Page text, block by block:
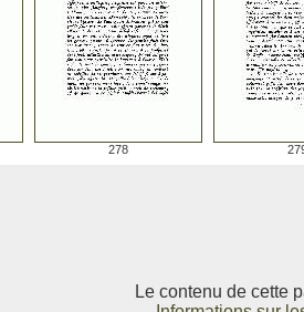
278
Le contenu de cette